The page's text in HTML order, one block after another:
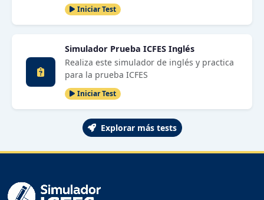
Iniciar Test
Simulador Prueba ICFES Inglés
Realiza este simulador de inglés y practica
para la prueba ICFES
Iniciar Test
Explorar más tests